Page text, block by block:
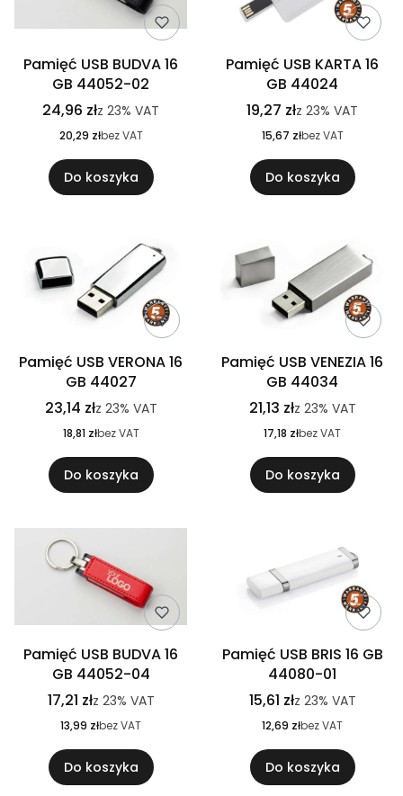
Pamięć USB BUDVA 16
GB 44052-02
24,96 złz 23% VAT
20,29 złbez VAT
Do koszyka
Pamięć USB KARTA 16
GB 44024
19,27 złz 23% VAT
15,67 złbez VAT
Do koszyka
Pamięć USB VERONA 16
GB 44027
23,14 złz 23% VAT
18,81 złbez VAT
Do koszyka
Pamięć USB VENEZIA 16
GB 44034
21,13 złz 23% VAT
17,18 złbez VAT
Do koszyka
Pamięć USB BUDVA 16
GB 44052-04
17,21 złz 23% VAT
13,99 złbez VAT
Do koszyka
Pamięć USB BRIS 16 GB
44080-01
15,61 złz 23% VAT
12,69 złbez VAT
Do koszyka